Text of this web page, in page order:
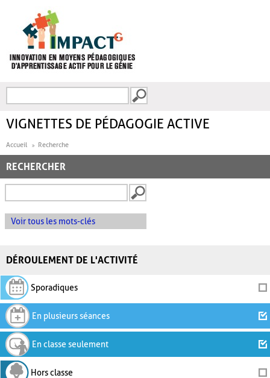
FORMULAIRE DE
VIGNETTES DE PÉDAGOGIE ACTIVE
Accueil Recherche
RECHERCHER
Voir tous les mots-clés
DÉROULEMENT DE L'ACTIVITÉ
Sporadiques
En plusieurs séances
En classe seulement
Hors classe